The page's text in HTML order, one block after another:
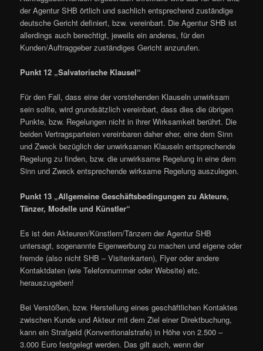
der Agentur SHB örtlich und sachlich entsprechend zuständige
deutsche Gericht definiert, bzw. vereinbart. Die Agentur SHB ist
allerdings auch berechtigt, jeweils ein anderes, für den
Kunden/Auftraggeber zuständiges Gericht anzurufen.
Punkt 12 „Salvatorische Klausel“
Für den Fall, dass eine der vorstehenden Klauseln unwirksam
sein sollte, wird grundsätzlich vereinbart, dass dies die übrigen
Punkte, bzw. Regelungen nicht in ihrer Wirksamkeit berührt. Die
beiden Vertragsparteien vereinbaren daher eher, eine dem Sinn
und Zweck bezüglich der unwirksamen Klauseln entsprechende
Regelung zu finden, bzw. die unwirksame Regelung in eine dem
Sinn und Zweck entsprechende wirksame Regelung auszulegen.
Punkt 13 „Allgemeine Geschäftsbedingungen zu Akteure,
Tänzer, Modelle und Künstler“
Es ist den Akteuren/Künstlern/Tänzern der Agentur SHB
untersagt, sogenannte Eigenwerbung zu machen und eigene oder
fremde (also nicht SHB – Visitenkarten), Flyer oder andere
Kontaktdaten (wie Telefonnummer oder Website) etc.
herauszugeben!
Bei Verstößen, bzw. Herstellung eines geschäftlichen Kontaktes
zwischen Kunde und Akteur mit dem Ziel einer Direktbuchung,
kann ein Strafgeld (Konventionalstrafe) in Höhe von 2.500 –
3.000 Euro festgelegt werden. Das gilt auch, wenn der